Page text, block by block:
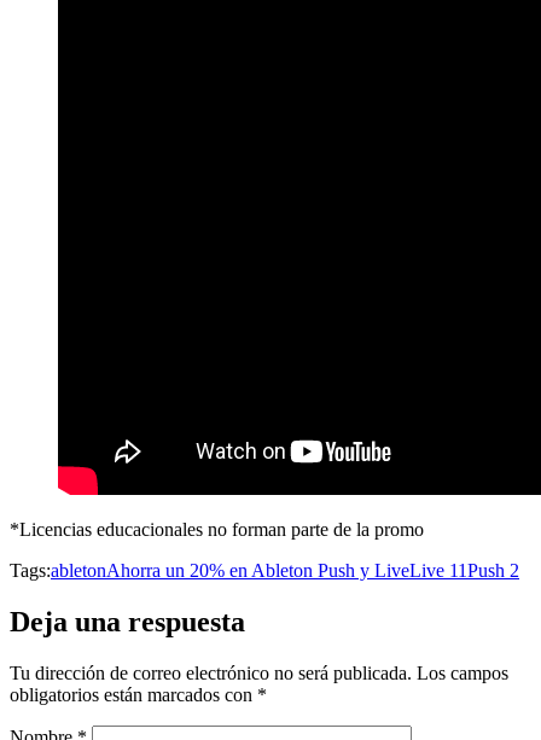
*Licencias educacionales no forman parte de la promo
Tags:abletonAhorra un 20% en Ableton Push y LiveLive 11Push 2
Deja una respuesta
Tu dirección de correo electrónico no será publicada. Los campos
obligatorios están marcados con *